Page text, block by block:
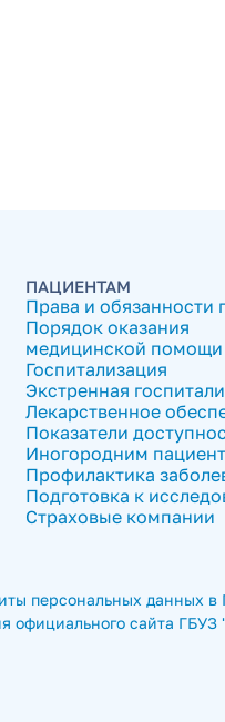
ПАЦИЕНТАМ
Права и обязанности
Порядок оказания
медицинской помощи
Госпитализация
Экстренная
Лекарственное
Показатели
Иногородним
Профилактика
Подготовка к
Страховые компании
персональных данных
официального сайта